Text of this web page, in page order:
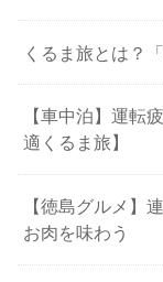
くるま旅とは？
【車中泊】運転
適くるま旅】
【徳島グルメ】
お肉を味わう